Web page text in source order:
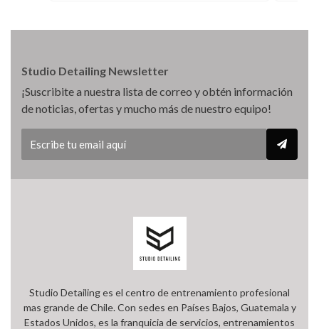
Studio Detailing Newsletter
¡Suscribite a nuestra lista de correo y obtén información
de noticias, ofertas y mucho más de nuestro equipo!
Studio Detailing es el centro de entrenamiento profesional
mas grande de Chile. Con sedes en Países Bajos, Guatemala y
Estados Unidos, es la franquicia de servicios, entrenamientos